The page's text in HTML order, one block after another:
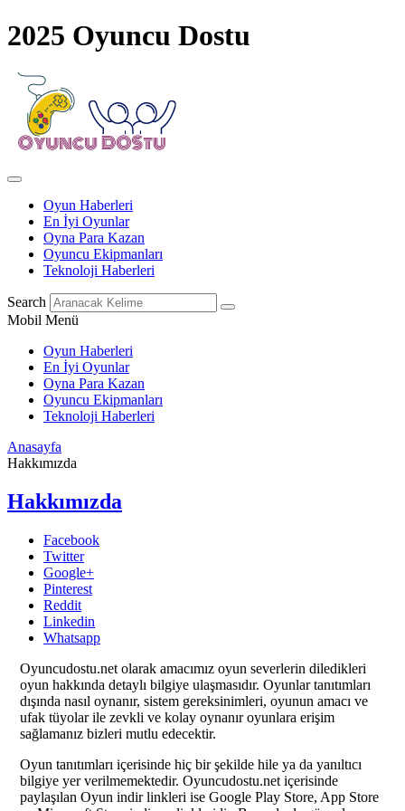
2025 Oyuncu Dostu
Oyun Haberleri
En İyi Oyunlar
Oyna Para Kazan
Oyuncu Ekipmanları
Teknoloji Haberleri
Search
Mobil Menü
Oyun Haberleri
En İyi Oyunlar
Oyna Para Kazan
Oyuncu Ekipmanları
Teknoloji Haberleri
Anasayfa
Hakkımızda
Hakkımızda
Facebook
Twitter
Google+
Pinterest
Reddit
Linkedin
Whatsapp
Oyuncudostu.net olarak amacımız oyun severlerin diledikleri
oyun hakkında detaylı bilgiye ulaşmasıdır. Oyunlar tanıtımları
dışında nasıl oynanır, sistem gereksinimleri, oyunun amacı ve
ufak tüyolar ile zevkli ve kolay oynanır oyunlara erişim
sağlamanız bizleri mutlu edecektir.
Oyun tanıtımları içerisinde hiç bir şekilde hile ya da yanıltıcı
bilgiye yer verilmemektedir. Oyuncudostu.net içerisinde
paylaşılan Oyun indir linkleri ise Google Play Store, App Store